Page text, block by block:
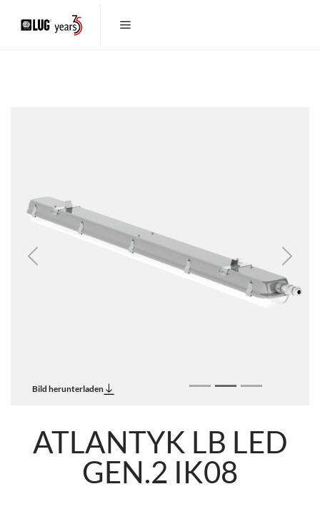
Previous Next
Bild herunterladen
ATLANTYK LB LED
GEN.2 IK08